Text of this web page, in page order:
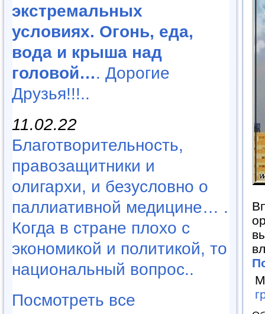
экстремальных
условиях. Огонь, еда,
вода и крыша над
головой…. Дорогие
Друзья!!!..
11.02.22
Благотворительность,
правозащитники и
олигархи, и безусловно о
паллиативной медицине… .
Когда в стране плохо с
экономикой и политикой, то
национальный вопрос..
Посмотреть все